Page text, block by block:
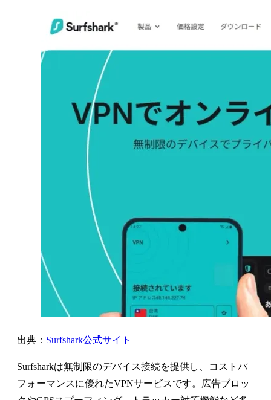
出典： Surfshark公式サイト
Surfsharkは無制限のデバイス接続を提供し、コストパ
フォーマンスに優れたVPNサービスです。広告ブロッ